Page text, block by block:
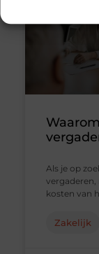
Als je op
vergaderen,
kosten van
Zakelijk